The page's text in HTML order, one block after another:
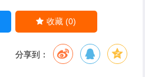
收藏 (0)
分享到：